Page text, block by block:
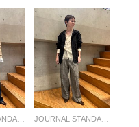
JOURNAL STANDARD L'ESSAGE
JOURNAL STANDARD L'ESSAGE